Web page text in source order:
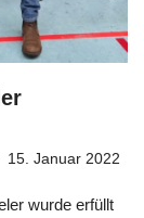
15. Januar 2022
wurde erfüllt